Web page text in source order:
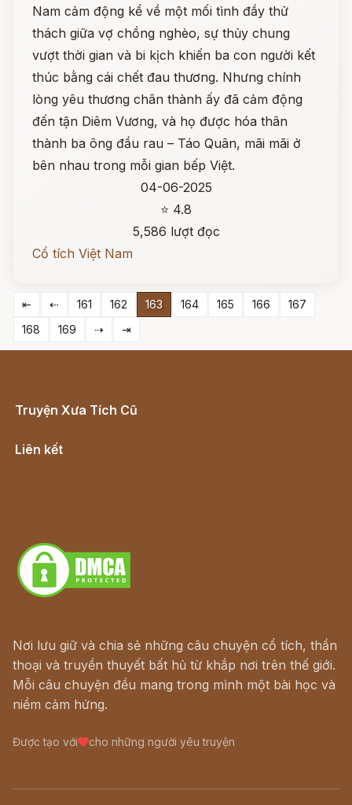
Nam cảm động kể về một mối tình đầy thử
thách giữa vợ chồng nghèo, sự thủy chung
vượt thời gian và bi kịch khiến ba con người kết
thúc bằng cái chết đau thương. Nhưng chính
lòng yêu thương chân thành ấy đã cảm động
đến tận Diêm Vương, và họ được hóa thân
thành ba ông đầu rau – Táo Quân, mãi mãi ở
bên nhau trong mỗi gian bếp Việt.
04-06-2025
⭐ 4.8
5,586 lượt đọc
Cổ tích Việt Nam
⇤ ⇠ 161 162 163 164 165 166
167
168
169 ⇢ ⇥
Truyện Xưa Tích Cũ
Liên kết
Nơi lưu giữ và chia sẻ những câu chuyện cổ tích, thần
thoại và truyền thuyết bất hủ từ khắp nơi trên thế giới.
Mỗi câu chuyện đều mang trong mình một bài học và
niềm cảm hứng.
Được tạo với cho những người yêu truyện